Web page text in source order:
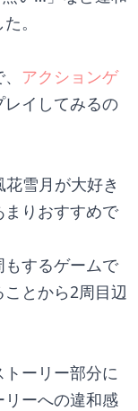
。
アクションゲ
レイしてみるの
雪月が大好き
りおすすめで
するゲームで
とから2周目辺
ーリー部分に
ーへの違和感